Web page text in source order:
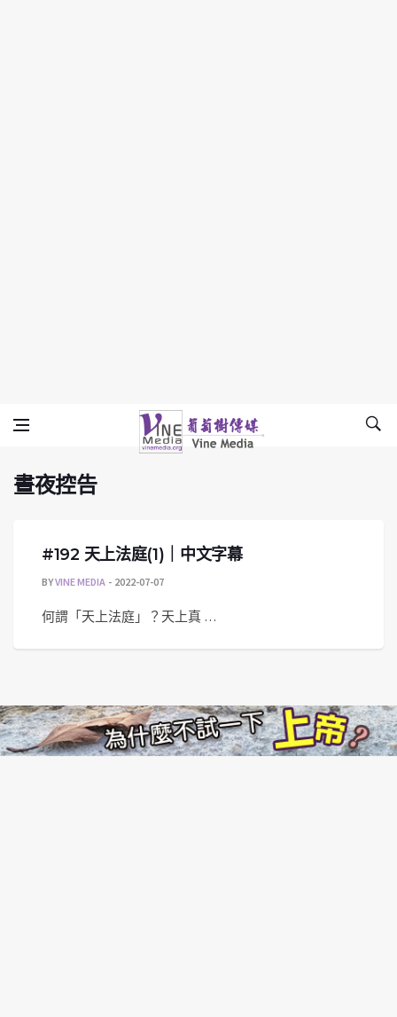
晝夜控告
Vine Media
葡萄樹傳媒
晝夜控告
#192 天上法庭(1)｜中文字幕
BYVINE MEDIA 2022-07-07
何謂「天上法庭」？天上真 …